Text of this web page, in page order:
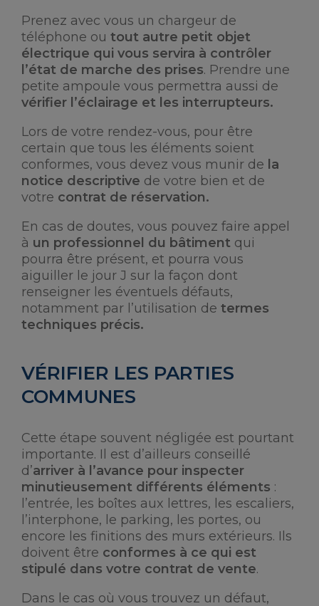
Prenez avec vous un chargeur de
téléphone ou tout autre petit objet
électrique qui vous servira à contrôler
l’état de marche des prises. Prendre une
petite ampoule vous permettra aussi de
vérifier l’éclairage et les interrupteurs.
Lors de votre rendez-vous, pour être
certain que tous les éléments soient
conformes, vous devez vous munir de la
notice descriptive de votre bien et de
votre contrat de réservation.
En cas de doutes, vous pouvez faire appel
à un professionnel du bâtiment qui
pourra être présent, et pourra vous
aiguiller le jour J sur la façon dont
renseigner les éventuels défauts,
notamment par l’utilisation de termes
techniques précis.
VÉRIFIER LES PARTIES
COMMUNES
Cette étape souvent négligée est pourtant
importante. Il est d’ailleurs conseillé
d’arriver à l’avance pour inspecter
minutieusement différents éléments :
l’entrée, les boîtes aux lettres, les escaliers,
l’interphone, le parking, les portes, ou
encore les finitions des murs extérieurs. Ils
doivent être conformes à ce qui est
stipulé dans votre contrat de vente.
Dans le cas où vous trouvez un défaut,